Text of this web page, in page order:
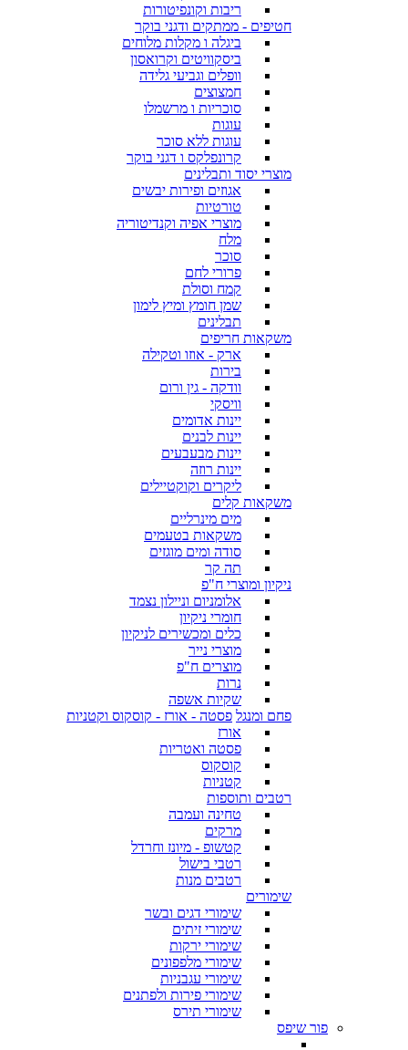
ריבות וקונפיטורות
חטיפים - ממתקים ודגני בוקר
ביגלה ו מקלות מלוחים
ביסקוויטים וקרואסון
וופלים וגביעי גלידה
חמצוצים
סוכריות ו מרשמלו
עוגות
עוגות ללא סוכר
קרונפלקס ו דגני בוקר
מוצרי יסוד ותבלינים
אגוזים ופירות יבשים
טורטיות
מוצרי אפיה וקנדיטוריה
מלח
סוכר
פרורי לחם
קמח וסולת
שמן חומץ ומיץ לימון
תבלינים
משקאות חריפים
ארק - אוזו וטקילה
בירות
וודקה - גין ורום
וויסקי
יינות אדומים
יינות לבנים
יינות מבעבעים
יינות רוזה
ליקרים וקוקטיילים
משקאות קלים
מים מינרליים
משקאות בטעמים
סודה ומים מוגזים
תה קר
ניקיון ומוצרי ח"פ
אלומניום וניילון נצמד
חומרי ניקיון
כלים ומכשירים לניקיון
מוצרי נייר
מוצרים ח"פ
נרות
שקיות אשפה
פחם ומנגל פסטה - אורז - קוסקוס וקטניות
אורז
פסטה ואטריות
קוסקוס
קטניות
רטבים ותוספות
טחינה ועמבה
מרקים
קטשופ - מיונז וחרדל
רטבי בישול
רטבים מנות
שימורים
שימורי דגים ובשר
שימורי זיתים
שימורי ירקות
שימורי מלפפונים
שימורי עגבניות
שימורי פירות ולפתנים
שימורי תירס
פור שיפס